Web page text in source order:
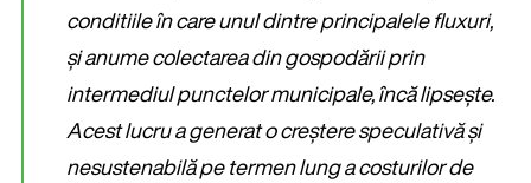
conditiile în care unul dintre principalele fluxuri,
și anume colectarea din gospodării prin
intermediul punctelor municipale, încă lipsește.
Acest lucru a generat o creștere speculativă și
nesustenabilă pe termen lung a costurilor de